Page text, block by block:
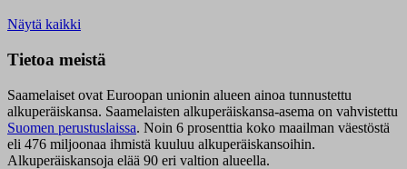
Näytä kaikki
Tietoa meistä
Saamelaiset ovat Euroopan unionin alueen ainoa tunnustettu
alkuperäiskansa. Saamelaisten alkuperäiskansa-asema on vahvistettu
Suomen perustuslaissa. Noin 6 prosenttia koko maailman väestöstä
eli 476 miljoonaa ihmistä kuuluu alkuperäiskansoihin.
Alkuperäiskansoja elää 90 eri valtion alueella.